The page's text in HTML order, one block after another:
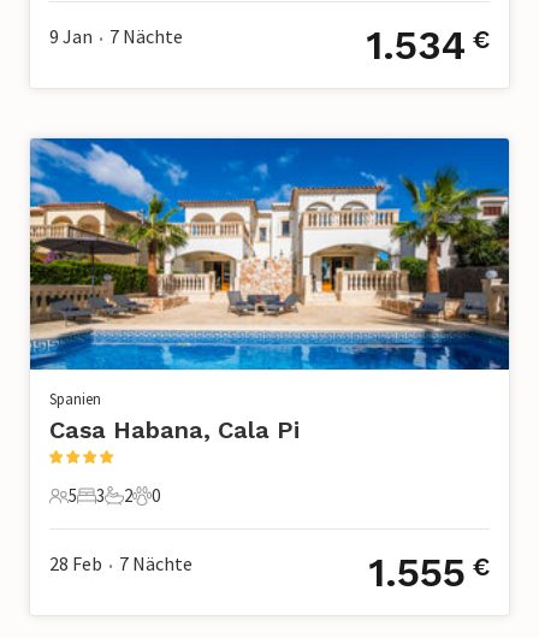
9 Jan • 7 Nächte 1.534 €
Spanien
Casa Habana, Cala Pi
5 Gäste
5
3 Schlafzimmer
3
2 Badezimmer
2
0 Haustiere
0
28 Feb • 7 Nächte 1.555 €